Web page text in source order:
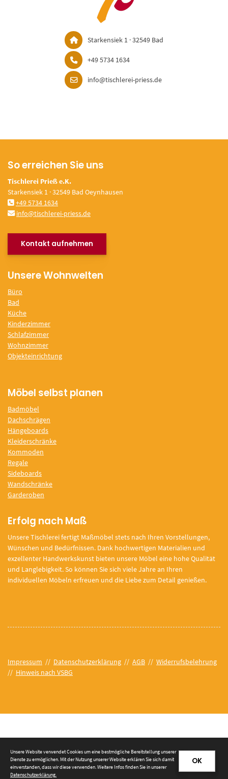
Starkensiek 1 · 32549 Bad
+49 5734 1634
info@tischlerei-priess.de
So erreichen Sie uns
Tischlerei Prieß e.K.
Starkensiek 1 · 32549 Bad Oeynhausen
+49 5734 1634
info@tischlerei-priess.de
Kontakt aufnehmen
Unsere Wohnwelten
Büro
Bad
Küche
Kinderzimmer
Schlafzimmer
Wohnzimmer
Objekteinrichtung
Möbel selbst planen
Badmöbel
Dachschrägen
Hängeboards
Kleiderschränke
Kommoden
Regale
Sideboards
Wandschränke
Garderoben
Erfolg nach Maß
Unsere Tischlerei fertigt Maßmöbel stets nach Ihren Vorstellungen,
Wünschen und Bedürfnissen. Dank hochwertigen Materialien und
exzellenter Handwerkskunst bieten unsere Möbel eine hohe Qualität
und Langlebigkeit. So können Sie sich viele Jahre an Ihren
individuellen Möbeln erfreuen und die Liebe zum Detail genießen.
Impressum // Datenschutzerklärung // AGB // Widerrufsbelehrung
// Hinweis nach VSBG
OK
Unsere Website verwendet Cookies um eine bestmögliche Bereitstellung unserer
Dienste zu ermöglichen. Mit der Nutzung unserer Website erklären Sie sich damit
einverstanden, dass wir diese verwenden. Weitere Infos finden Sie in unserer
Datenschutzerklärung.